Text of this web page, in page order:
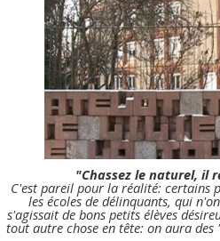
"Chassez le naturel, il
C'est pareil pour la réalité: certains
les écoles de délinquants, qui
s'agissait de bons petits élèves
tout autre chose en tête: on aura